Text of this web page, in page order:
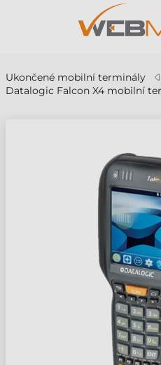
Ukončené mobilní terminály
Datalogic Falcon X4 mobilní